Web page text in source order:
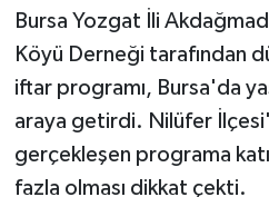
Bursa Yozgat İli
Köyü Derneği tarafından
iftar programı, Bursa'da
araya getirdi. Nilüfer
gerçekleşen programa
fazla olması dikkat çekti.